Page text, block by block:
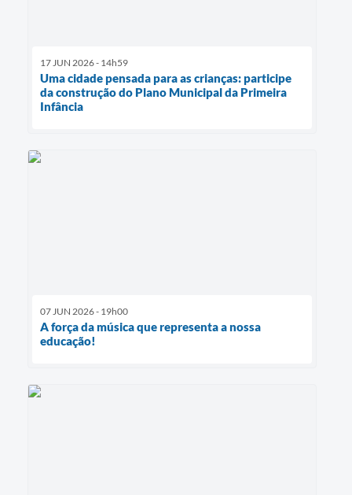
17 JUN 2026 - 14h59
Uma cidade pensada para as crianças: participe
da construção do Plano Municipal da Primeira
Infância
07 JUN 2026 - 19h00
A força da música que representa a nossa
educação!